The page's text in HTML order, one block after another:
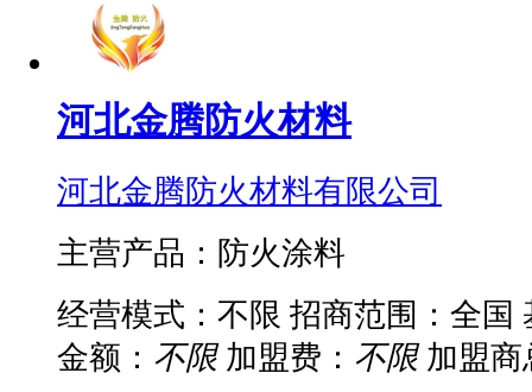
河北金腾防火材料
河北金腾防火材料有限公司
主营产品：防火涂料
经营模式：不限 招商范围：全国
金额： 不限 加盟费： 不限 加盟商